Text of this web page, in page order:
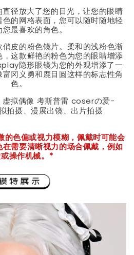
径放大了您的目光，让您的眼睛
的网格表面，您可以随时随地轻
最喜欢的角色。
皮的粉色镜片。柔和的浅粉色渐
这款鲜艳的粉色为您的眼睛增添
隐形眼镜为您的外观增添了一
冈义勇和鹿目圆这样的标志性角
色。
虚拟偶像 考斯普雷 coserの爱-
拍摄、漫展出镜、出片拍摄
的色偏或视力模糊，佩戴时可能会
需要清晰视力的场合佩戴，例如
操作机械。*